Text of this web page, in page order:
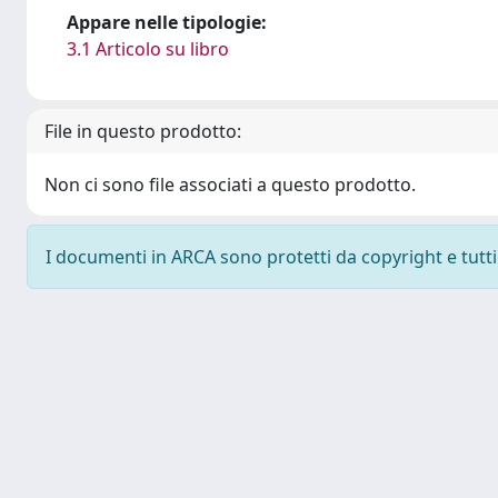
Appare nelle tipologie:
3.1 Articolo su libro
File in questo prodotto:
Non ci sono file associati a questo prodotto.
I documenti in ARCA sono protetti da copyright e